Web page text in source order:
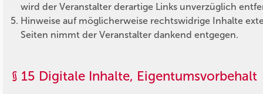
wird der Veranstalter derartige Links unverzüglich
Hinweise auf möglicherweise rechtswidrige Inhalte
Seiten nimmt der Veranstalter dankend entgegen.
§ 15 Digitale Inhalte, Eigentumsvorbehalt